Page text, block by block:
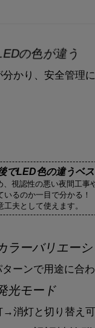
の色が違う
かり、安全管理
でLED色の違うベス
視認性の悪い夜間工事
るのか一目で分かる！
夫として使えます。
ラーバリエー
ーンで用途に合わ
光モード
灯と切り替え可